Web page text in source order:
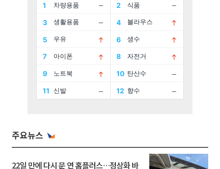
주요뉴스
22일 만에 다시 문 연 홈플러스…정상화 바